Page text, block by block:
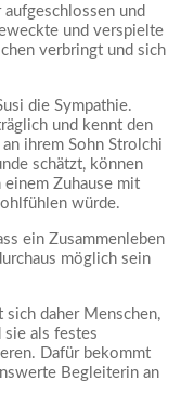
und
und verspielte
verbringt und sich
die Sympathie.
und kennt den
ihrem Sohn Strolchi
schätzt, können
Zuhause mit
würde.
ein Zusammenleben
möglich sein
daher Menschen,
sie als festes
Dafür bekommt
Begleiterin an